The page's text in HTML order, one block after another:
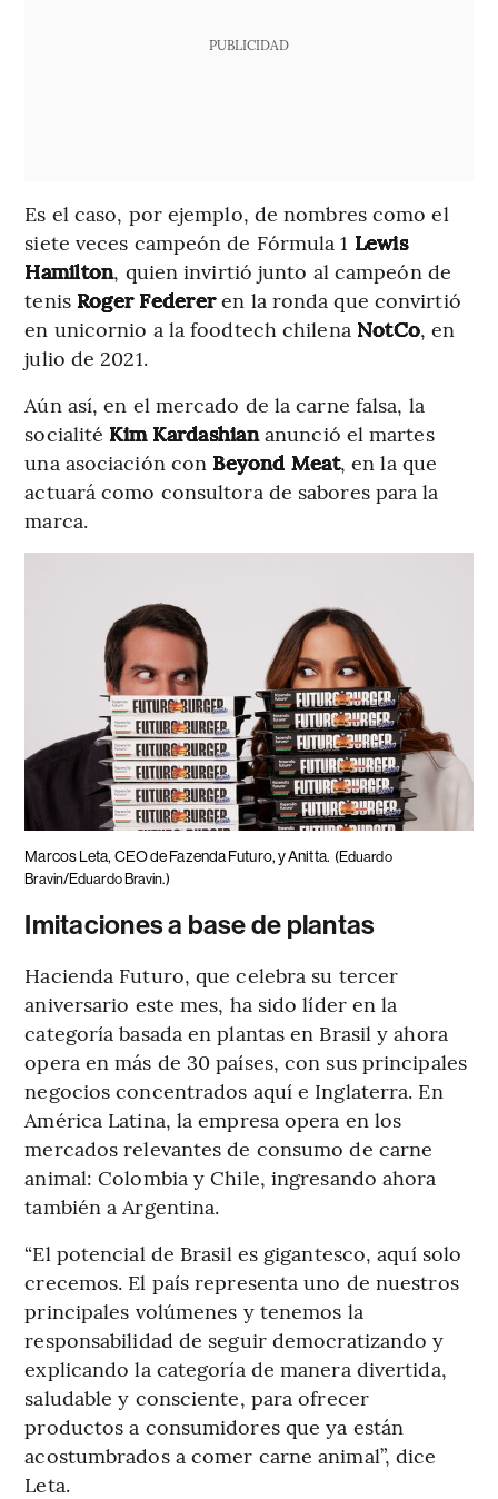
PUBLICIDAD
Es el caso, por ejemplo, de nombres como el
siete veces campeón de Fórmula 1 Lewis
Hamilton, quien invirtió junto al campeón de
tenis Roger Federeren la ronda que convirtió
en unicornio a la foodtech chilena NotCo, en
julio de 2021.
Aún así, en el mercado de la carne falsa, la
socialité Kim Kardashiananunció el martes
una asociación con Beyond Meat, en la que
actuará como consultora de sabores para la
marca.
Marcos Leta, CEO de Fazenda Futuro, y Anitta. (Eduardo
Bravin/Eduardo Bravin.)
Imitaciones a base de plantas
Hacienda Futuro, que celebra su tercer
aniversario este mes, ha sido líder en la
categoría basada en plantas en Brasil y ahora
opera en más de 30 países, con sus principales
negocios concentrados aquí e Inglaterra. En
América Latina, la empresa opera en los
mercados relevantes de consumo de carne
animal: Colombia y Chile, ingresando ahora
también a Argentina.
“El potencial de Brasil es gigantesco, aquí solo
crecemos. El país representa uno de nuestros
principales volúmenes y tenemos la
responsabilidad de seguir democratizando y
explicando la categoría de manera divertida,
saludable y consciente, para ofrecer
productos a consumidores que ya están
acostumbrados a comer carne animal”, dice
Leta.